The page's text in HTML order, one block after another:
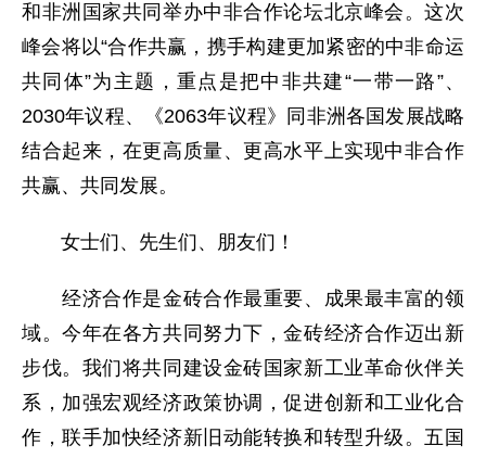
和非洲国家共同举办中非合作论坛北京峰会。这次
峰会将以“合作共赢，携手构建更加紧密的中非命运
共同体”为主题，重点是把中非共建“一带一路”、
2030年议程、《2063年议程》同非洲各国发展战略
结合起来，在更高质量、更高水平上实现中非合作
共赢、共同发展。
女士们、先生们、朋友们！
经济合作是金砖合作最重要、成果最丰富的领
域。今年在各方共同努力下，金砖经济合作迈出新
步伐。我们将共同建设金砖国家新工业革命伙伴关
系，加强宏观经济政策协调，促进创新和工业化合
作，联手加快经济新旧动能转换和转型升级。五国